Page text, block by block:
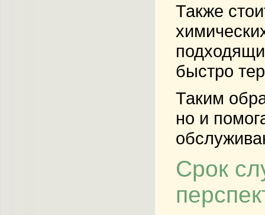
Также
быстро
Таким
но и
Срок